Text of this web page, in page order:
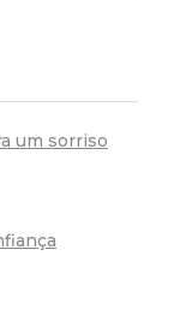
um sorriso